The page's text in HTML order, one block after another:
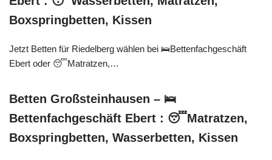
Boxspringbetten, Kissen
Jetzt Betten für Riedelberg wählen bei 🛌Bettenfachgeschäft
Ebert oder 😴Matratzen,…
Betten Großsteinhausen – 🛌
Bettenfachgeschäft Ebert : 😴Matratzen,
Boxspringbetten, Wasserbetten, Kissen